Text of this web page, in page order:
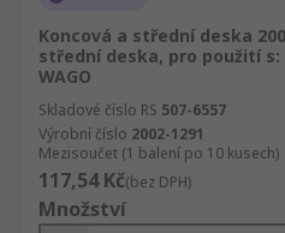
Koncová a střední deska
střední deska, pro použití s:
WAGO
Skladové číslo RS 507-6557
Výrobní číslo 2002-1291
Mezisoučet (1 balení po 10 kusech)
117,54 Kč(bez DPH)
Množství